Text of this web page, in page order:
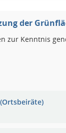
der
zur Kenntnis